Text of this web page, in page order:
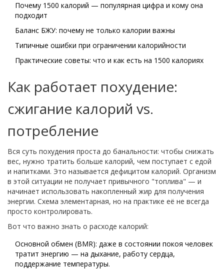
Почему 1500 калорий — популярная цифра и кому она
подходит
Баланс БЖУ: почему не только калории важны
Типичные ошибки при ограничении калорийности
Практические советы: что и как есть на 1500 калориях
Как работает похудение:
сжигание калорий vs.
потребление
Вся суть похудения проста до банальности: чтобы снижать
вес, нужно тратить больше калорий, чем поступает с едой
и напитками. Это называется дефицитом калорий. Организм
в этой ситуации не получает привычного "топлива" — и
начинает использовать накопленный жир для получения
энергии. Схема элементарная, но на практике её не всегда
просто контролировать.
Вот что важно знать о расходе калорий:
Основной обмен (BMR): даже в состоянии покоя человек
тратит энергию — на дыхание, работу сердца,
поддержание температуры.